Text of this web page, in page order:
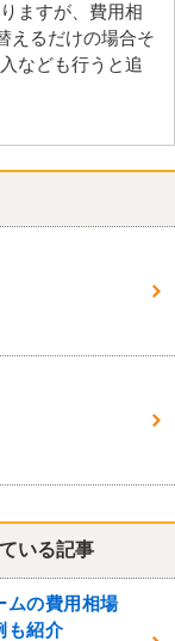
ますが、費用相
えるだけの場合そ
なども行うと追
いる記事
ムの費用相場
も紹介